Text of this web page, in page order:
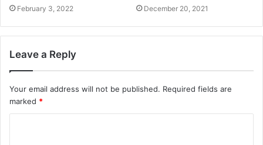
February 3, 2022 December 20, 2021
Leave a Reply
Your email address will not be published. Required fields are
marked *